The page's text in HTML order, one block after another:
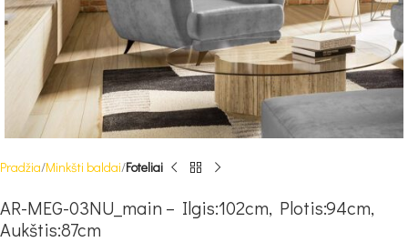
Pradžia Minkšti baldai Foteliai
AR-MEG-03NU_main – Ilgis:102cm, Plotis:94cm,
Aukštis:87cm